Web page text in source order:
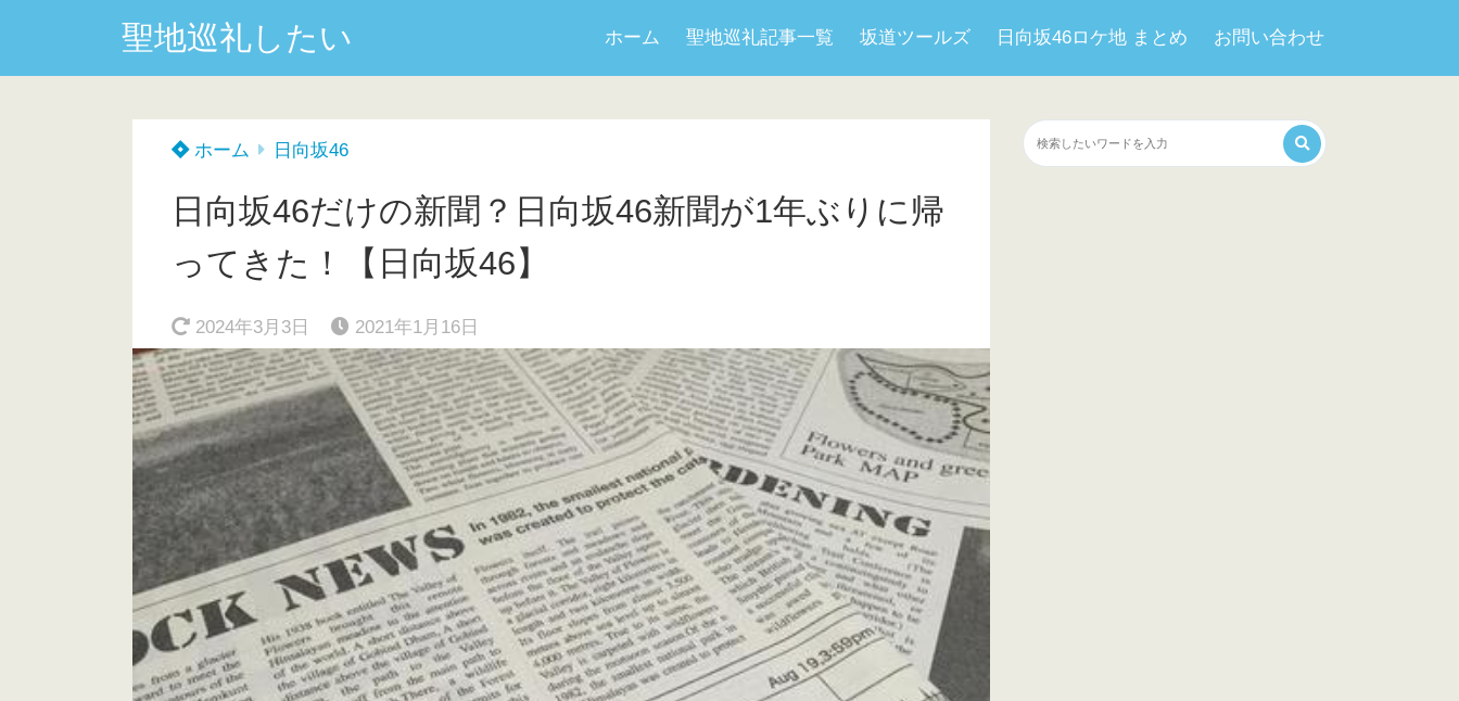
聖地巡礼したい ホーム 聖地巡礼記事一覧 坂道ツールズ 日向坂46ロケ地 まとめ お問い合わせ
ホーム 日向坂46
日向坂46だけの新聞？日向坂46新聞が1年ぶりに帰
ってきた！【日向坂46】
2024年3月3日 2021年1月16日